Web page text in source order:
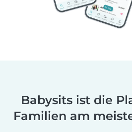
Babysits ist die
Familien am